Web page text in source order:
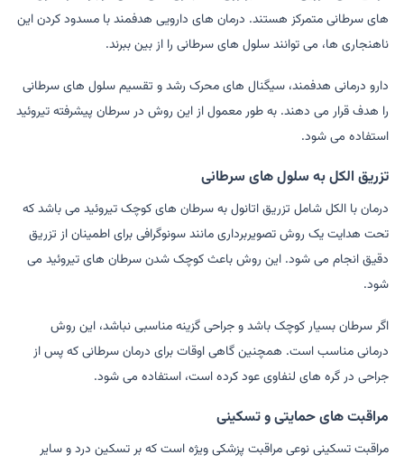
های سرطانی متمرکز هستند. درمان های دارویی هدفمند با مسدود کردن این
ناهنجاری ها، می توانند سلول های سرطانی را از بین ببرند.
دارو درمانی هدفمند، سیگنال های محرک رشد و تقسیم سلول های سرطانی
را هدف قرار می دهند. به طور معمول از این روش در سرطان پیشرفته تیروئید
استفاده می شود.
تزریق الکل به سلول های سرطانی
درمان با الکل شامل تزریق اتانول به سرطان های کوچک تیروئید می باشد که
تحت هدایت یک روش تصویربرداری مانند سونوگرافی برای اطمینان از تزریق
دقیق انجام می شود. این روش باعث کوچک شدن سرطان های تیروئید می
شود.
اگر سرطان بسیار کوچک باشد و جراحی گزینه مناسبی نباشد، این روش
درمانی مناسب است. همچنین گاهی اوقات برای درمان سرطانی که پس از
جراحی در گره های لنفاوی عود کرده است، استفاده می شود.
مراقبت های حمایتی و تسکینی
مراقبت تسکینی نوعی مراقبت پزشکی ویژه است که بر تسکین درد و سایر